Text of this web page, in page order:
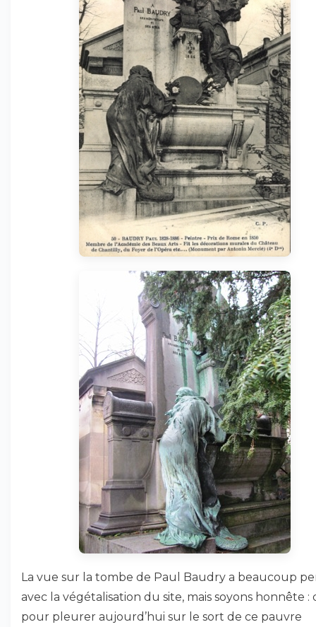
La vue sur la tombe de Paul Baudry a beaucoup
avec la végétalisation du site, mais soyons honnête :
pour pleurer aujourd’hui sur le sort de ce pauvre